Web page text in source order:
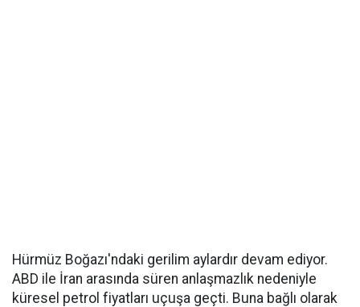
Hürmüz Boğazı'ndaki gerilim aylardır devam ediyor.
ABD ile İran arasında süren anlaşmazlık nedeniyle
küresel petrol fiyatları uçuşa geçti. Buna bağlı olarak